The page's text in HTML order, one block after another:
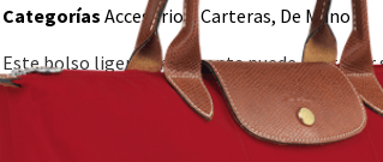
Categorías Accesorios ,Carteras, De Mano
Este bolso ligero y resistente puede
documentos. Presenta líneas clásicas y
femenino. Con sus dos asas y el cierre a
o plegarlo en un instante para que adopte el